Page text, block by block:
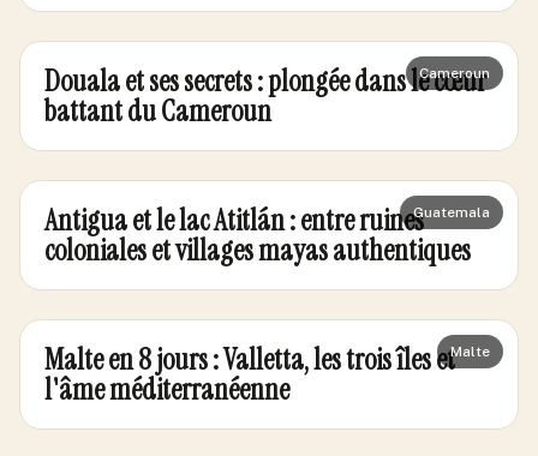
Cameroun
Douala et ses secrets : plongée dans le cœur
battant du Cameroun
Guatemala
Antigua et le lac Atitlán : entre ruines
coloniales et villages mayas authentiques
Malte
Malte en 8 jours : Valletta, les trois îles et
l'âme méditerranéenne